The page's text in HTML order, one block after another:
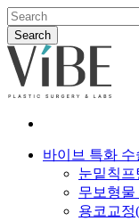
Skip
to
main
content
Search
Close
Search
Menu
바이브 특화 수
눈밑칙프
무보형물
용코교